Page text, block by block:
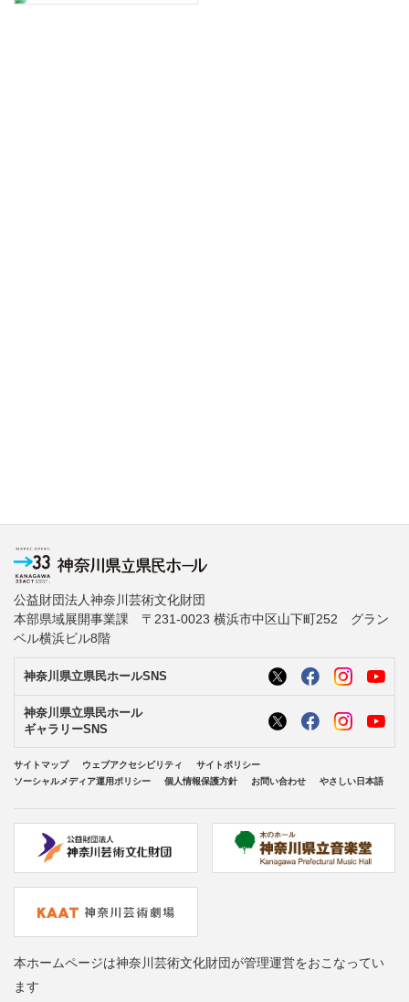
公益財団法人神奈川芸術文化財団
本部県域展開事業課 〒231-0023 横浜市中区山下町252 グラン
ベル横浜ビル8階
神奈川県立県民ホールSNS
神奈川県立県民ホール
ギャラリーSNS
サイトマップ ウェブアクセシビリティ
サイトポリシー
ソーシャルメディア運用ポリシー
個人情報保護方針 お問い合わせ やさしい日本語
本ホームページは神奈川芸術文化財団が管理運営をおこなってい
ます